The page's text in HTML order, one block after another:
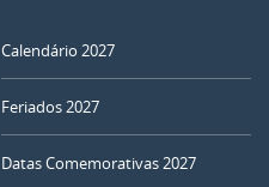
Calendário 2027
Feriados 2027
Datas Comemorativas 2027